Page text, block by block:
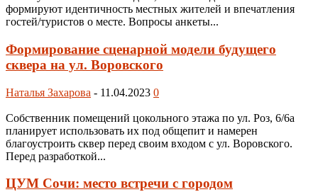
формируют идентичность местных жителей и впечатления
гостей/туристов о месте. Вопросы анкеты...
Формирование сценарной модели будущего
сквера на ул. Воровского
Наталья Захарова - 11.04.2023 0
Собственник помещений цокольного этажа по ул. Роз, 6/6а
планирует использовать их под общепит и намерен
благоустроить сквер перед своим входом с ул. Воровского.
Перед разработкой...
ЦУМ Сочи: место встречи с городом